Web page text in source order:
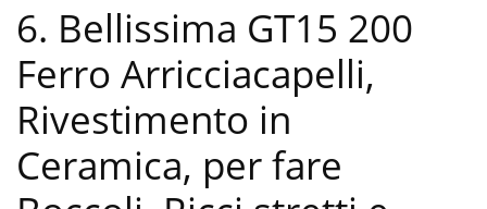
6. Bellissima GT15 200
Ferro Arricciacapelli,
Rivestimento in
Ceramica, per fare